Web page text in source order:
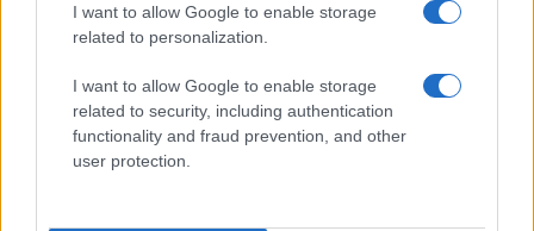
I want to allow Google to enable storage
related to personalization.
I want to allow Google to enable storage
related to security, including authentication
functionality and fraud prevention, and other
user protection.
Costruire carriere con fondi UE: competenze digitali,
green e deep tech
Prestiti per ristrutturazioni green: cosa sapere
Disarmo di Hamas e ritiro da Gaza: le tensioni tra
Israele e Trump